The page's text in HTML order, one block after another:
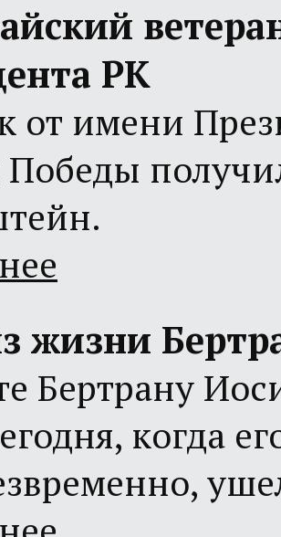
РК
от имени
жизни
Бертрану
когда